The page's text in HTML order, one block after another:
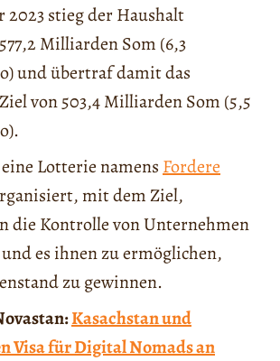
2023 stieg der Haushalt
Milliarden Som (6,3
und übertraf damit das
von 503,4 Milliarden Som (5,5
Lotterie namens Fordere
mit dem Ziel,
die Kontrolle von Unternehmen
es ihnen zu ermöglichen,
zu gewinnen.
Kasachstan und
Visa für Digital Nomads an